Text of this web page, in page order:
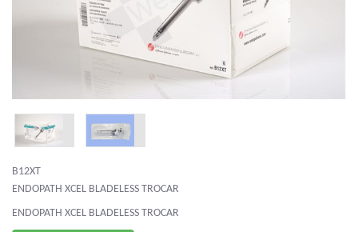
B12XT
ENDOPATH XCEL BLADELESS TROCAR
ENDOPATH XCEL BLADELESS TROCAR